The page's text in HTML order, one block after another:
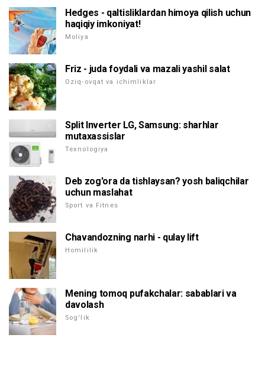
Hedges - qaltisliklardan himoya qilish uchun
haqiqiy imkoniyat!
Moliya
Friz - juda foydali va mazali yashil salat
Oziq-ovqat va ichimliklar
Split Inverter LG, Samsung: sharhlar
mutaxassislar
Texnologiya
Deb zog'ora da tishlaysan? yosh baliqchilar
uchun maslahat
Sport va Fitnes
Chavandozning narhi - qulay lift
Homililik
Mening tomoq pufakchalar: sabablari va
davolash
Sog'lik